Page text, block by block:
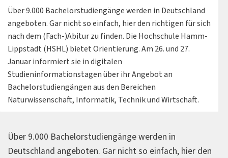
Über 9.000 Bachelorstudiengänge werden in Deutschland
angeboten. Gar nicht so einfach, hier den richtigen für sich
nach dem (Fach-)Abitur zu finden. Die Hochschule Hamm-
Lippstadt (HSHL) bietet Orientierung. Am 26. und 27.
Januar informiert sie in digitalen
Studieninformationstagen über ihr Angebot an
Bachelorstudiengängen aus den Bereichen
Naturwissenschaft, Informatik, Technik und Wirtschaft.
Über 9.000 Bachelorstudiengänge werden in
Deutschland angeboten. Gar nicht so einfach, hier den